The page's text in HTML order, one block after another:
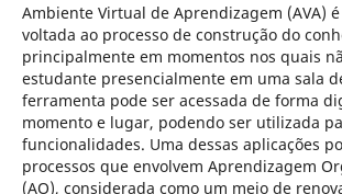
Ambiente Virtual de Aprendizagem (AVA)
voltada ao processo de construção do
principalmente em momentos nos quais
estudante presencialmente em uma sala
ferramenta pode ser acessada de forma
momento e lugar, podendo ser utilizada
funcionalidades. Uma dessas aplicações
processos que envolvem Aprendizagem
(AO), considerada como um meio de